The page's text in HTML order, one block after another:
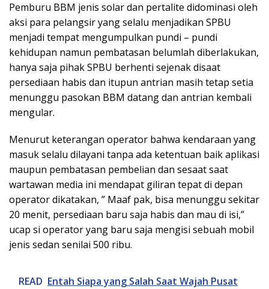
Pemburu BBM jenis solar dan pertalite didominasi oleh
aksi para pelangsir yang selalu menjadikan SPBU
menjadi tempat mengumpulkan pundi – pundi
kehidupan namun pembatasan belumlah diberlakukan,
hanya saja pihak SPBU berhenti sejenak disaat
persediaan habis dan itupun antrian masih tetap setia
menunggu pasokan BBM datang dan antrian kembali
mengular.
Menurut keterangan operator bahwa kendaraan yang
masuk selalu dilayani tanpa ada ketentuan baik aplikasi
maupun pembatasan pembelian dan sesaat saat
wartawan media ini mendapat giliran tepat di depan
operator dikatakan, ” Maaf pak, bisa menunggu sekitar
20 menit, persediaan baru saja habis dan mau di isi,”
ucap si operator yang baru saja mengisi sebuah mobil
jenis sedan senilai 500 ribu.
READ Entah Siapa yang Salah Saat Wajah Pusat